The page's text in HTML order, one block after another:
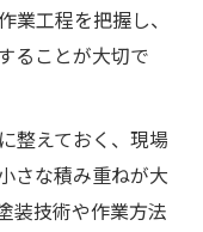
業工程を把握し、
ることが大切で
整えておく、現場
さな積み重ねが大
装技術や作業方法